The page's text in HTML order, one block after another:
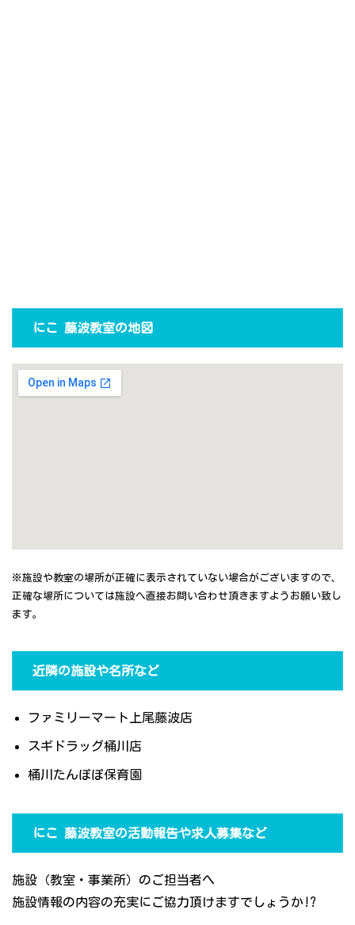
にこ 藤波教室の地図
※施設や教室の場所が正確に表示されていない場合がございますので、
正確な場所については施設へ直接お問い合わせ頂きますようお願い致し
ます。
近隣の施設や名所など
ファミリーマート上尾藤波店
スギドラッグ桶川店
桶川たんぽぽ保育園
にこ 藤波教室の活動報告や求人募集など
施設（教室・事業所）のご担当者へ
施設情報の内容の充実にご協力頂けますでしょうか!?